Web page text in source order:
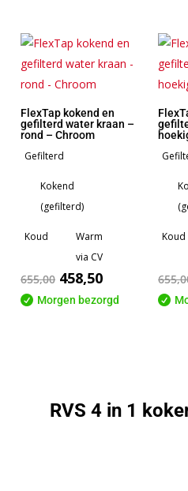
FlexTap kokend en
gefilterd water kraan –
rond – Chroom
Gefilterd
Kokend
(gefilterd)
Koud
Warm
via CV
655,00 458,50
 Morgen bezorgd
Koud

RVS 4 in 1